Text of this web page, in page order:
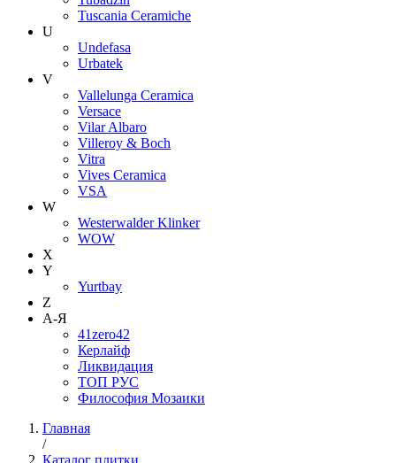
Tuscania Ceramiche
U
Undefasa
Urbatek
V
Vallelunga Ceramica
Versace
Vilar Albaro
Villeroy & Boch
Vitra
Vives Ceramica
VSA
W
Westerwalder Klinker
WOW
X
Y
Yurtbay
Z
А-Я
41zero42
Керлайф
Ликвидация
ТОП РУС
Философия Мозаики
Главная
/
Каталог плитки